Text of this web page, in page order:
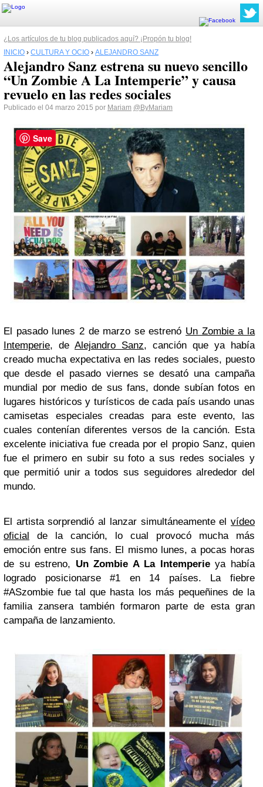
¿Los artículos de tu blog publicados aquí? ¡Propón tu blog!
INICIO › CULTURA Y OCIO › ALEJANDRO SANZ
Alejandro Sanz estrena su nuevo sencillo
“Un Zombie A La Intemperie” y causa
revuelo en las redes sociales
Publicado el 04 marzo 2015 por Mariam @ByMariam
El pasado lunes 2 de marzo se estrenó Un Zombie a la
Intemperie, de Alejandro Sanz, canción que ya había
creado mucha expectativa en las redes sociales, puesto
que desde el pasado viernes se desató una campaña
mundial por medio de sus fans, donde subían fotos en
lugares históricos y turísticos de cada país usando unas
camisetas especiales creadas para este evento, las
cuales contenían diferentes versos de la canción. Esta
excelente iniciativa fue creada por el propio Sanz, quien
fue el primero en subir su foto a sus redes sociales y
que permitió unir a todos sus seguidores alrededor del
mundo.
El artista sorprendió al lanzar simultáneamente el vídeo
oficial de la canción, lo cual provocó mucha más
emoción entre sus fans. El mismo lunes, a pocas horas
de su estreno, Un Zombie A La Intemperieya había
logrado posicionarse #1 en 14 países. La fiebre
#ASzombie fue tal que hasta los más pequeñines de la
familia zansera también formaron parte de esta gran
campaña de lanzamiento.
Save